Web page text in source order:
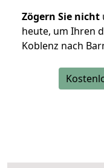
Zögern Sie nicht
heute, um Ihren
Koblenz nach